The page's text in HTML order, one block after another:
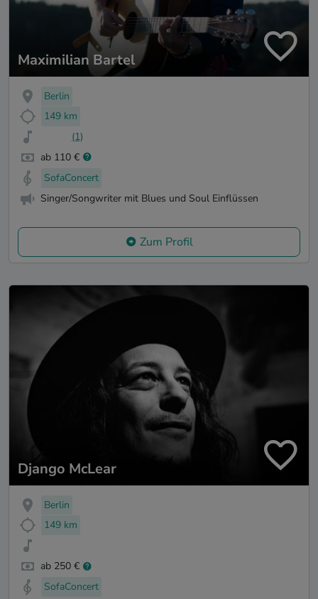
Maximilian Bartel
Berlin
149 km
(1)
ab 110 €
SofaConcert
Singer/Songwriter mit Blues und Soul Einflüssen
Zum Profil
Django McLear
Berlin
149 km
ab 250 €
SofaConcert